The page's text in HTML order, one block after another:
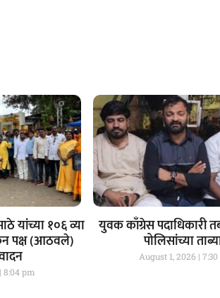
यांच्या १०६ व्या
पक्ष (आठवले)
8:04 pm
युवक काँग्रेस पदाधिकारी
पोलिसांच्या
August 1, 2026